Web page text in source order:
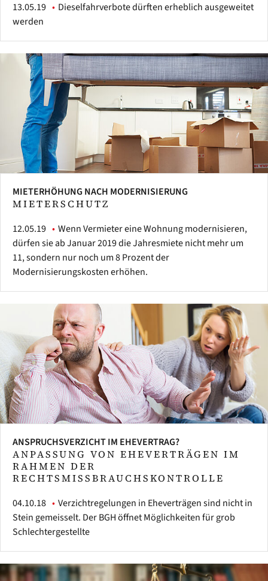
13.05.19
Dieselfahrverbote dürften erheblich ausgeweitet
werden
MIETERHÖHUNG NACH MODERNISIERUNG
MIETERSCHUTZ
12.05.19
Wenn Vermieter eine Wohnung modernisieren,
dürfen sie ab Januar 2019 die Jahresmiete nicht mehr um
11, sondern nur noch um 8 Prozent der
Modernisierungskosten erhöhen.
ANSPRUCHSVERZICHT IM EHEVERTRAG?
ANPASSUNG VON EHEVERTRÄGEN IM
RAHMEN DER
RECHTSMISSBRAUCHSKONTROLLE
04.10.18
Verzichtregelungen in Eheverträgen sind nicht in
Stein gemeisselt. Der BGH öffnet Möglichkeiten für grob
Schlechtergestellte